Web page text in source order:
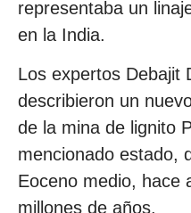
representaba un
en la India.
Los expertos Debajit
describieron un
de la mina de lignito
mencionado estado,
Eoceno medio, hace
millones de años.